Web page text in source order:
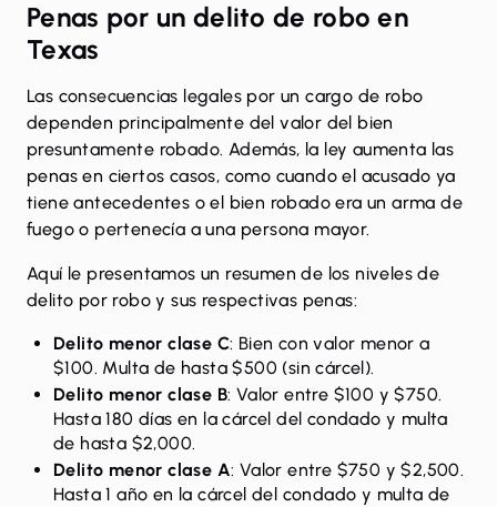
Penas por un delito de robo en
Texas
Las consecuencias legales por un cargo de robo
dependen principalmente del valor del bien
presuntamente robado. Además, la ley aumenta las
penas en ciertos casos, como cuando el acusado ya
tiene antecedentes o el bien robado era un arma de
fuego o pertenecía a una persona mayor.
Aquí le presentamos un resumen de los niveles de
delito por robo y sus respectivas penas:
Delito menor clase C: Bien con valor menor a
$100. Multa de hasta $500 (sin cárcel).
Delito menor clase B: Valor entre $100 y $750.
Hasta 180 días en la cárcel del condado y multa
de hasta $2,000.
Delito menor clase A: Valor entre $750 y $2,500.
Hasta 1 año en la cárcel del condado y multa de